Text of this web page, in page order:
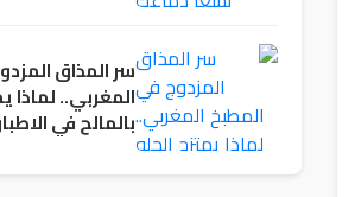
سر المذاق
المغربي.. لماذا
بالمالح في